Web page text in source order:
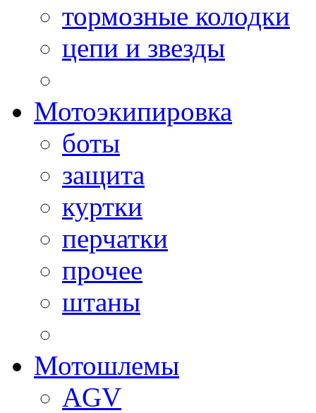
тормозные колодки
цепи и звезды
Мотоэкипировка
боты
защита
куртки
перчатки
прочее
штаны
Мотошлемы
AGV